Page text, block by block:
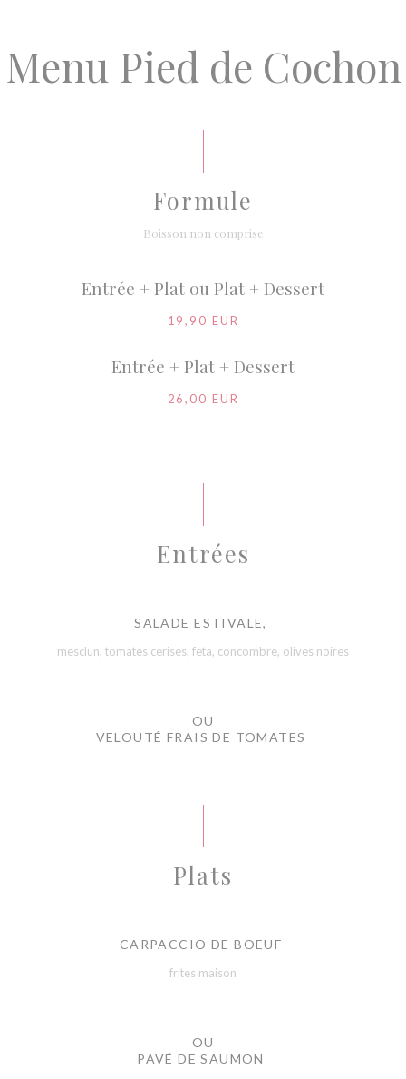
Menu Pied de Cochon
Formule
Boisson non comprise
Entrée + Plat ou Plat + Dessert
19,90 EUR
Entrée + Plat + Dessert
26,00 EUR
Entrées
SALADE ESTIVALE,
mesclun, tomates cerises, feta, concombre, olives noires
OU
VELOUTÉ FRAIS DE TOMATES
Plats
CARPACCIO DE BOEUF
frites maison
OU
PAVÉ DE SAUMON